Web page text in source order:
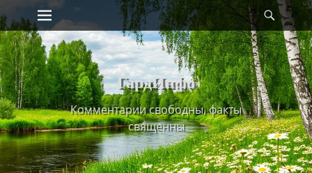
Skip
to
content
Primary Menu
ГардИнфо
Комментарии свободны, факты
священны